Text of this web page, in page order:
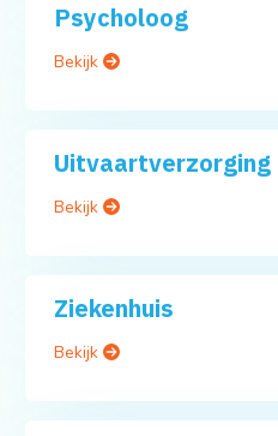
Psycholoog
Bekijk
Uitvaartverzorging
Bekijk
Ziekenhuis
Bekijk